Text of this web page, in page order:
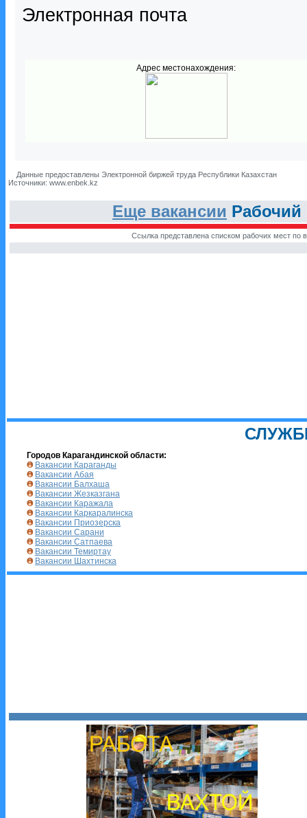
Электронная почта
Адрес местонахождения:
Данные предоставлены Электронной биржей труда Республики Казахстан
Источники: www.enbek.kz
Еще вакансии Рабочий
Ссылка представлена списком рабочих мест по
Городов Карагандинской области:
Вакансии Караганды
Вакансии Абая
Вакансии Балхаша
Вакансии Жезказгана
Вакансии Каражала
Вакансии Каркаралинска
Вакансии Приозерска
Вакансии Сарани
Вакансии Сатпаева
Вакансии Темиртау
Вакансии Шахтинска